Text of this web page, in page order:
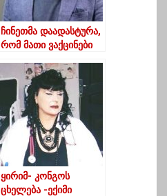
ჩინეთმა დაადასტურა,
რომ მათი ვაქცინები
გამოდგა –
კულუმბეგოვი
ყირიმ- კონგოს
ცხელება -ექიმი